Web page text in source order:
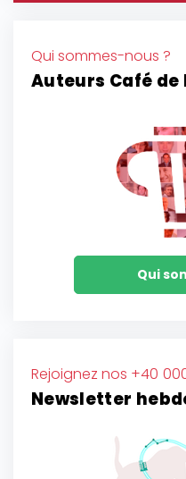
Qui sommes-nous ?
Auteurs Café de
Qui
Rejoignez nos +40
Newsletter